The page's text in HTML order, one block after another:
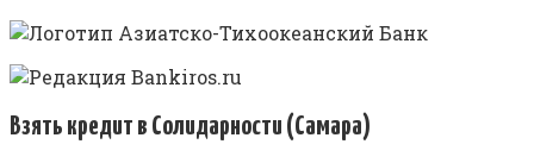
Взять кредит в Солидарности (Самара)